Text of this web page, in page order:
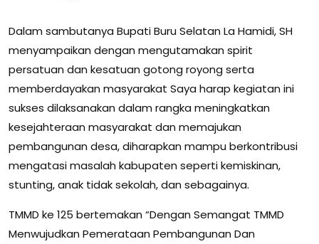
Dalam sambutanya Bupati Buru Selatan La Hamidi, SH
menyampaikan dengan mengutamakan spirit
persatuan dan kesatuan gotong royong serta
memberdayakan masyarakat Saya harap kegiatan ini
sukses dilaksanakan dalam rangka meningkatkan
kesejahteraan masyarakat dan memajukan
pembangunan desa, diharapkan mampu berkontribusi
mengatasi masalah kabupaten seperti kemiskinan,
stunting, anak tidak sekolah, dan sebagainya.
TMMD ke 125 bertemakan “Dengan Semangat TMMD
Menwujudkan Pemerataan Pembangunan Dan